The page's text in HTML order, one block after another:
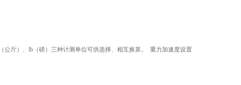
公斤）、lb（磅）三种计测单位可供选择、相互换算。 重力加速度设置